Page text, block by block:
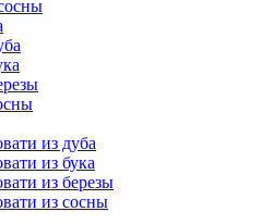
из дуба
из бука
из березы
из сосны